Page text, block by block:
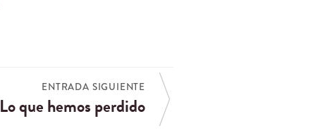
ENTRADA SIGUIENTE
Lo que hemos perdido